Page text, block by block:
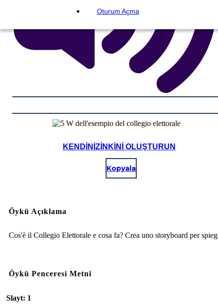
Oturum Açma
KENDINIZINKINI OLUŞTURUN
Kopyala
Öykü Açıklama
Cos'è il Collegio Elettorale e cosa fa? Crea uno storyboard per
Öykü Penceresi Metni
Slayt: 1